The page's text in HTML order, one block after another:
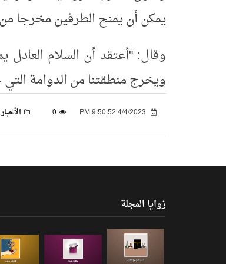
يمكن أن يمنح الطرفين مخرجا من
وقال: "أعتقد أن السلام
ويخرج منطقتنا من الدوامة
0 الأخبار
زوايا المجلة